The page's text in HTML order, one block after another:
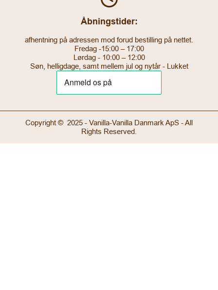
Åbningstider:
afhentning på adressen mod forud bestilling på nettet.
Fredag -15:00 – 17:00
Lørdag - 10:00 – 12:00
Søn, helligdage, samt mellem jul og nytår - Lukket
Copyright © 2025 - Vanilla-Vanilla Danmark ApS - All
Rights Reserved.